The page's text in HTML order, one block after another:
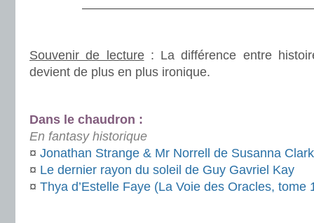
Souvenir de lecture: La différence entre
devient de plus en plus ironique.
Dans le chaudron :
En fantasy historique
¤ Jonathan Strange & Mr Norrell de Susanna
¤ Le dernier rayon du soleil de Guy Gavriel Kay
¤ Thya d’Estelle Faye (La Voie des Oracles, tome